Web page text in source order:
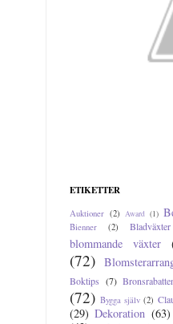
ETIKETTER
Auktioner (2) Award (1)
Bienner (2) Bladväxter
blommande växter
(72)
Boktips (7)
(72) Bygga själv (2)
(29) Dekoration (63)